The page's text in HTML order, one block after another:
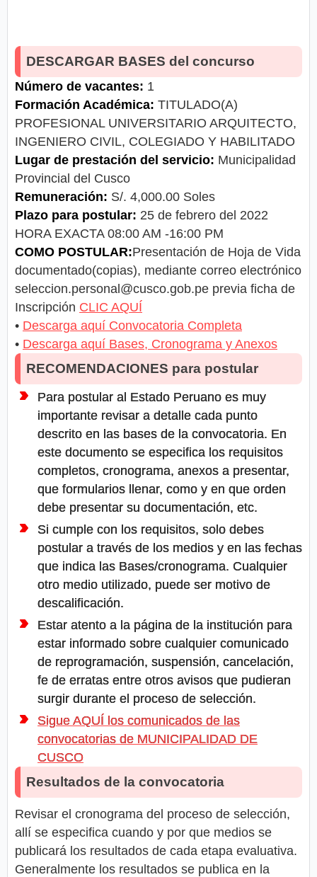
DESCARGAR BASES del concurso
Número de vacantes: 1
Formación Académica: TITULADO(A)
PROFESIONAL UNIVERSITARIO ARQUITECTO,
INGENIERO CIVIL, COLEGIADO Y HABILITADO
Lugar de prestación del servicio: Municipalidad
Provincial del Cusco
Remuneración: S/. 4,000.00 Soles
Plazo para postular: 25 de febrero del 2022
HORA EXACTA 08:00 AM -16:00 PM
COMO POSTULAR:Presentación de Hoja de Vida
documentado(copias), mediante correo electrónico
seleccion.personal@cusco.gob.pe previa ficha de
Inscripción CLIC AQUÍ
• Descarga aquí Convocatoria Completa
• Descarga aquí Bases, Cronograma y Anexos
RECOMENDACIONES para postular
Para postular al Estado Peruano es muy
importante revisar a detalle cada punto
descrito en las bases de la convocatoria. En
este documento se especifica los requisitos
completos, cronograma, anexos a presentar,
que formularios llenar, como y en que orden
debe presentar su documentación, etc.
Si cumple con los requisitos, solo debes
postular a través de los medios y en las fechas
que indica las Bases/cronograma. Cualquier
otro medio utilizado, puede ser motivo de
descalificación.
Estar atento a la página de la institución para
estar informado sobre cualquier comunicado
de reprogramación, suspensión, cancelación,
fe de erratas entre otros avisos que pudieran
surgir durante el proceso de selección.
Sigue AQUÍ los comunicados de las
convocatorias de MUNICIPALIDAD DE
CUSCO
Resultados de la convocatoria
Revisar el cronograma del proceso de selección,
allí se especifica cuando y por que medios se
publicará los resultados de cada etapa evaluativa.
Generalmente los resultados se publica en la